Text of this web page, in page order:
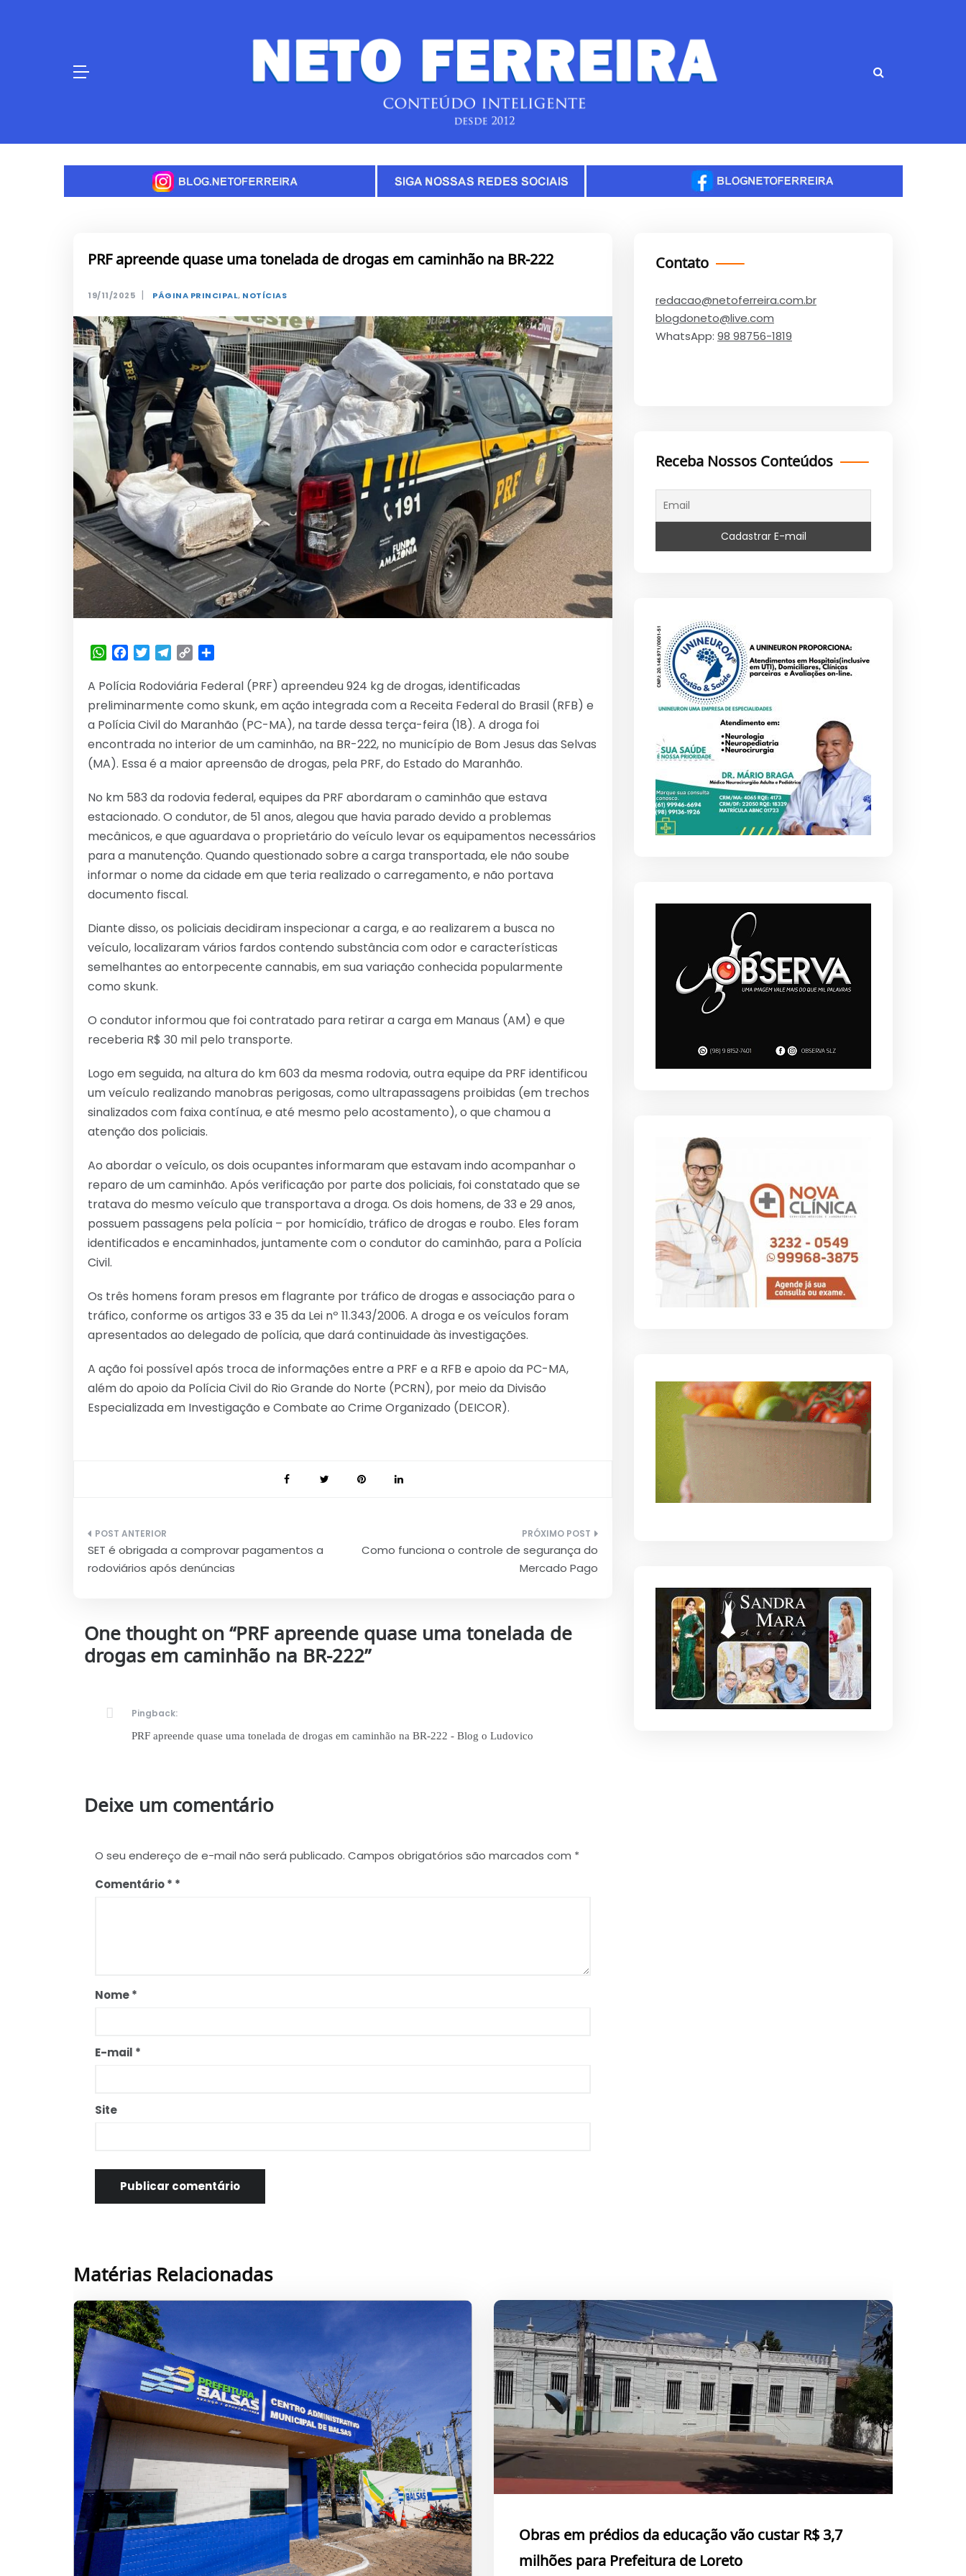
PRF apreende quase uma tonelada de drogas em caminhão na BR-222
19/11/2025 | PÁGINA PRINCIPAL, NOTÍCIAS
WhatsApp
Facebook
TwitterTelegram
Copy
A Polícia Rodoviária Federal (PRF) apreendeu 924 kg de drogas, identificadas
preliminarmente como skunk, em ação integrada com a Receita Federal do Brasil (RFB) e
a Polícia Civil do Maranhão (PC-MA), na tarde dessa terça-feira (18). A droga foi
encontrada no interior de um caminhão, na BR-222, no município de Bom Jesus das Selvas
(MA). Essa é a maior apreensão de drogas, pela PRF, do Estado do Maranhão.
No km 583 da rodovia federal, equipes da PRF abordaram o caminhão que estava
estacionado. O condutor, de 51 anos, alegou que havia parado devido a problemas
mecânicos, e que aguardava o proprietário do veículo levar os equipamentos necessários
para a manutenção. Quando questionado sobre a carga transportada, ele não soube
informar o nome da cidade em que teria realizado o carregamento, e não portava
documento fiscal.
Diante disso, os policiais decidiram inspecionar a carga, e ao realizarem a busca no
veículo, localizaram vários fardos contendo substância com odor e características
semelhantes ao entorpecente cannabis, em sua variação conhecida popularmente
como skunk.
O condutor informou que foi contratado para retirar a carga em Manaus (AM) e que
receberia R$ 30 mil pelo transporte.
Logo em seguida, na altura do km 603 da mesma rodovia, outra equipe da PRF identificou
um veículo realizando manobras perigosas, como ultrapassagens proibidas (em trechos
sinalizados com faixa contínua, e até mesmo pelo acostamento), o que chamou a
atenção dos policiais.
Ao abordar o veículo, os dois ocupantes informaram que estavam indo acompanhar o
reparo de um caminhão. Após verificação por parte dos policiais, foi constatado que se
tratava do mesmo veículo que transportava a droga. Os dois homens, de 33 e 29 anos,
possuem passagens pela polícia – por homicídio, tráfico de drogas e roubo. Eles foram
identificados e encaminhados, juntamente com o condutor do caminhão, para a Polícia
Civil.
Os três homens foram presos em flagrante por tráfico de drogas e associação para o
tráfico, conforme os artigos 33 e 35 da Lei nº 11.343/2006. A droga e os veículos foram
apresentados ao delegado de polícia, que dará continuidade às investigações.
A ação foi possível após troca de informações entre a PRF e a RFB e apoio da PC-MA,
além do apoio da Polícia Civil do Rio Grande do Norte (PCRN), por meio da Divisão
Especializada em Investigação e Combate ao Crime Organizado (DEICOR).
Navegação
de
SET é obrigada a comprovar pagamentos a
rodoviários após denúncias
Como funciona o controle de segurança do
Mercado Pago
One thought on “PRF apreende quase uma tonelada de
drogas em caminhão na BR-222”
Pingback:
PRF apreende quase uma tonelada de drogas em caminhão na BR-222 - Blog o Ludovico
Deixe um comentário
O seu endereço de e-mail não será publicado. Campos obrigatórios são marcados com *
Comentário*
Nome*
E-mail *
Site
Contato
redacao@netoferreira.com.br
blogdoneto@live.com
WhatsApp: 98 98756-1819
Receba Nossos Conteúdos
Matérias Relacionadas
Obras em prédios da educação vão custar R$ 3,7
milhões para Prefeitura de Loreto